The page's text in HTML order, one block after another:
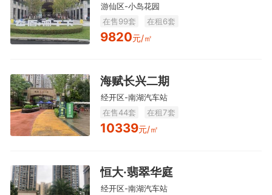
游仙区-小岛花园
在售99套
在租6套
9820元/㎡
海赋长兴二期
经开区-南湖汽车站
在售44套
在租7套
10339元/㎡
恒大·翡翠华庭
经开区-南湖汽车站